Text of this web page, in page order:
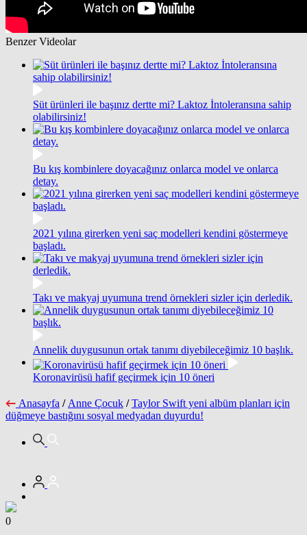
Benzer Videolar
Süt ürünleri ile başınız dertte mi? Laktoz İntoleransına sahip
olabilirsiniz!
Bu kış kombinlere doyacağınız onlarca model ve onlarca
detay.
2021 yılına girerken yeni saç modelleri kendini göstermeye
başladı.
Takı ve makyaj uyumuna trend örnekleri sizler için derledik.
Annelik duygusunun ortak tanımı diyebileceğimiz 10 başlık.
Koronavirüsü hafif geçirmek için 10 öneri
Anasayfa / Anne Çocuk / Taylor Swift yeni albüm planları için
düğmeye bastığını sosyal medyadan duyurdu!
0